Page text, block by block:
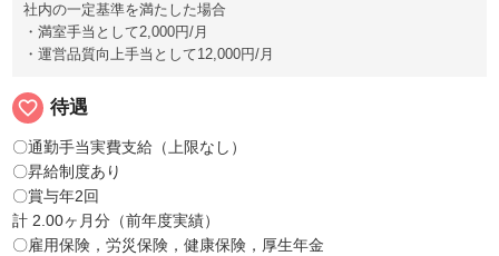
社内の一定基準を満たした場合
・満室手当として2,000円/月
・運営品質向上手当として12,000円/月
favorite_border 待遇
〇通勤手当実費支給（上限なし）
〇昇給制度あり
〇賞与年2回
計 2.00ヶ月分（前年度実績）
〇雇用保険，労災保険，健康保険，厚生年金